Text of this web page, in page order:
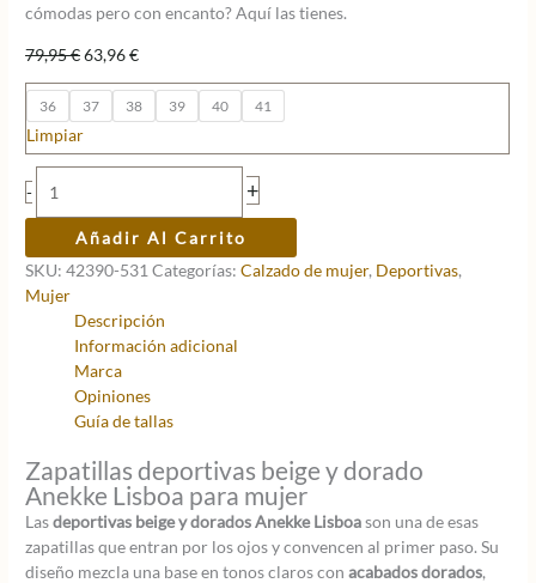
cómodas pero con encanto? Aquí las tienes.
79,95€El
precio
original
era:
79,95 €.
63,96€El
precio
actual
es:
63,96 €.
36 37 38 39 40 41
Limpiar
-
beige
dorados
Anekke
Lisboa
cantidad
+
Añadir Al Carrito
SKU:42390-531 Categorías:Calzado de mujer, Deportivas,
Mujer
Descripción
Información adicional
Marca
Opiniones
Guía de tallas
Zapatillas deportivas beige y dorado
Anekke Lisboa para mujer
Lasdeportivas beige y dorados Anekke Lisboason una de esas
zapatillas que entran por los ojos y convencen al primer paso. Su
diseño mezcla una base en tonos claros conacabados dorados,